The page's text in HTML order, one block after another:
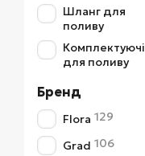
Шланг для
поливу
Комплектуючі
для поливу
Бренд
Flora 129
Grad 106